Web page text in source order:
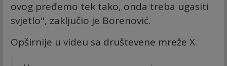
ovog pređemo tek tako, onda treba ugasiti
svjetlo", zaključio je Borenović.
Opširnije u videu sa društevene mreže X.